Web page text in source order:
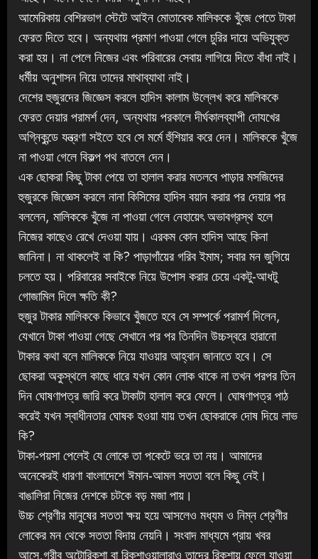
আমেরিকায় বেশিরভাগ স্টেটে আইন মোতাবেক মালিককে খুঁজে পেতে টাকা
ফেরত দিতে হবে। অন্যথায় প্রমাণ পাওয়া গেলে চুরির দায়ে অভিযুক্ত
করা হয়। না পেলে নিজের এবং পরিবারের সেবায় লাগিয়ে দিতে বাঁধা নাই।
ধর্মীয় অনুশাসন নিয়ে তাদের মাথাব্যাথা নাই।
দেশের হুজুরদের জিজ্ঞেস করলে হাদিস কালাম উল্লেখ করে মালিককে
ফেরত দেয়ার পরামর্শ দেন, অন্যথায় পরকালে দীর্ঘকালব্যাপী দোযখের
অগ্নিকুন্ডে যন্ত্রণা সইতে হবে সে মর্মে হুঁশিয়ার করে দেন। মালিককে খুঁজে
না পাওয়া গেলে বিকল্প পথ বাতলে দেন।
এক ছোকরা কিছু টাকা পেয়ে তা হালাল করার মতলবে পাড়ার মসজিদের
হুজুরকে জিজ্ঞেস করলে নানা কিসিমের হাদিস বয়ান করার পর দেয়ার পর
বললেন, মালিককে খুঁজে না পাওয়া গেলে নেহায়েৎ অভাবগ্রস্থ হলে
নিজের কাছেও রেখে দেওয়া যায়। এরকম কোন হাদিস আছে কিনা
জানিনা। না থাকলেই বা কি? পাড়াগাঁয়ের গরিব ইমাম; সবার মন জুগিয়ে
চলতে হয়। পরিবারের সবাইকে নিয়ে উপোস করার চেয়ে একটু-আধটু
গোজামিল দিলে ক্ষতি কী?
হুজুর টাকার মালিককে কিভাবে খুঁজতে হবে সে সম্পর্কে পরামর্শ দিলেন,
যেখানে টাকা পাওয়া গেছে সেখানে পর পর তিনদিন উচ্চস্বরে হারানো
টাকার কথা বলে মালিককে নিয়ে যাওয়ার আহ্বান জানাতে হবে। সে
ছোকরা অকুস্থলে কাছে ধারে যখন কোন লোক থাকে না তখন পরপর তিন
দিন ঘোষণাপত্র জারি করে টাকাটা হালাল করে ফেলে। ঘোষণাপত্র পাঠ
করেই যখন স্বাধীনতার ঘোষক হওয়া যায় তখন ছোকরাকে দোষ দিয়ে লাভ
কি?
টাকা-পয়সা পেলেই যে লোকে তা পকেটে ভরে তা নয়। আমাদের
অনেকেরই ধারণা বাংলাদেশে ঈমান-আমল সততা বলে কিছু নেই।
বাঙালিরা নিজের দেশকে চটকে বড় মজা পায়।
উচ্চ শ্রেণীর মানুষের সততা ক্ষয় হয়ে আসলেও মধ্যম ও নিম্ন শ্রেণীর
লোকের মন থেকে সততা বিদায় নেয়নি। সংবাদ মাধ্যমে প্রায় খবর